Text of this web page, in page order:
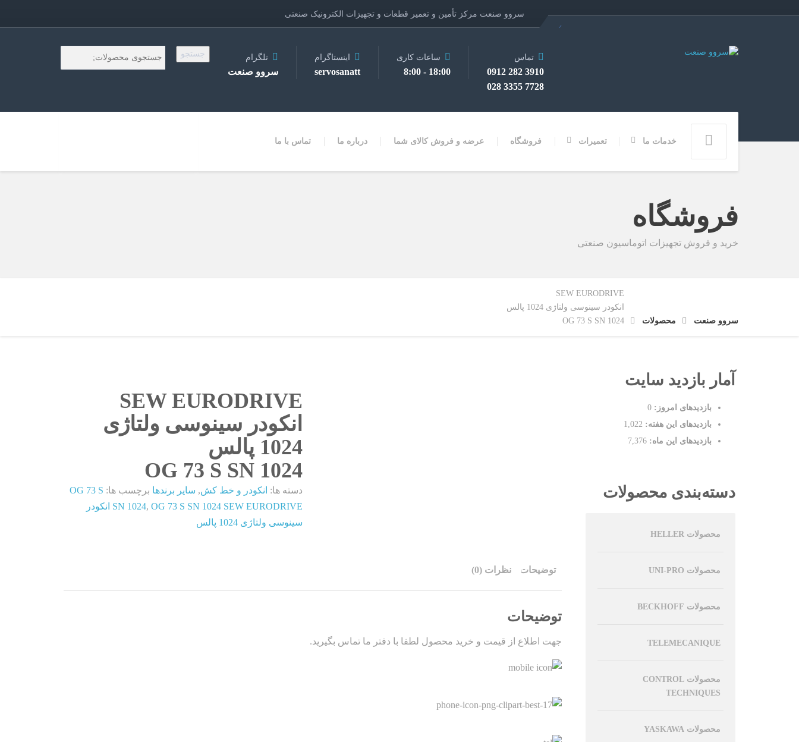
سروو صنعت مرکز تأمین و تعمیر قطعات و تجهیزات الکترونیک صنعتی
خدمات ما تعمیرات فروشگاه عرضه و فروش کالای شما درباره ما تماس با ما
تماس
3910 282 0912
7728 3355 028
ساعات کاری
18:00 - 8:00
اینستاگرام
servosanatt
تلگرام
سروو صنعت
جستجو
فروشگاه
خرید و فروش تجهیزات اتوماسیون صنعتی
سروو صنعت محصولات
SEW EURODRIVE
انکودر سینوسی ولتاژی 1024 پالس
OG 73 S SN 1024
SEW EURODRIVE
انکودر سینوسی ولتاژی
1024 پالس
OG 73 S SN 1024
دسته ها: انکودر و خط کش, سایر برندها برچسب ها: OG 73 S
SN 1024,
OG 73 S SN 1024 SEW EURODRIVE انکودر
سینوسی ولتاژی 1024 پالس
توضیحات نظرات (0)
توضیحات
جهت اطلاع از قیمت و خرید محصول لطفا با دفتر ما تماس بگیرید.
آمار بازدید سایت
بازدیدهای امروز: 0
بازدیدهای این هفته: 1,022
بازدیدهای این ماه: 7,376
دسته‌بندی محصولات
محصولات HELLER
محصولات UNI-PRO
محصولات BECKHOFF
TELEMECANIQUE
محصولات CONTROL
TECHNIQUES
محصولات YASKAWA